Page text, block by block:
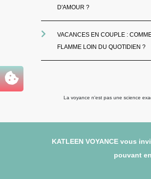
D'AMOUR ?
VACANCES EN COUPLE :
FLAMME LOIN DU QUOTIDIEN ?
La voyance n'est pas une science
KATLEEN VOYANCE vous
pouvant